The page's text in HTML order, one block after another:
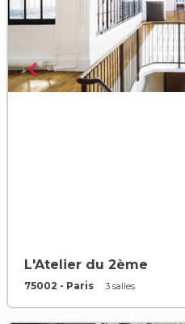
L'Atelier du 2ème
75002 - Paris 3 salles